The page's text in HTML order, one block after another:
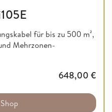
für bis zu 500 m²,
Mehrzonen-
648,00 €